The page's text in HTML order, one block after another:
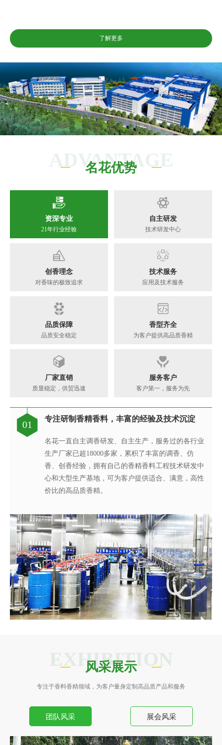
了解更多
ADVANTAGE
名花优势
资深专业
21年行业经验
自主研发
技术研发中心
创香理念
对香味的极致追求
技术服务
应用及技术服务
品质保障
品质安全稳定
香型齐全
为客户提供高品质香精
厂家直销
质显稳定，供贸迅速
服务客户
客户第一，服务为先
01
专注研制香精香料，丰富的经验及技术沉淀
名花一直自主调香研发、自主生产，服务过的各行业
生产厂家已超18000多家，累积了丰富的调香、仿
香、创香经验，拥有自己的香精香料工程技术研发中
心和大型生产基地，可为客户提供适合、满意，高性
价比的高品质香精。
02
香精香料工程技术研究中心，可满足客户不同
名花凝聚了一支博士专家组成的创新团队，与国内多
所院校建立起产、学、研合作，获得发明专利19项，
承担有国家、省、市级科技创新项目5项，已建成广
东省香精香料工程技术研究中心。
03
每一味香皆是调香师对香味的极致追求
创香是建立在大量应用研究与体验感受，集科学与艺
术于一体的创造性活动。名花调香师感知生活的美
好，捕捉灵感的瞬间，感受香之魂与香之韵，研发创
造出令人愉悦的香精香料产品；同时在保证安全、稳
定、健康的条件下，每一味香皆是名花调香师对香味
04
针对客户的要求提供相应的香精应用服务
名花的应用及技术服务中心，汇聚了多位优秀的技术
工程师从事香精香料在各类产品中的开发应用，同
时，名花也积极参与客户的产品研究与开发过程，针
对客户的要求提供相应的香精应用服务，协助我们客
户的新品开发提供具有更高效率、更高质量的技术服
05
完善的质量管理体系、先进的检验设备
名花质量保证体系由多位工作严谨、经验丰富的检验
技术人员组成，基于高素质的质量管理团队、完善的
质量管理体系、先进的检验检测设备，我们从原料、
半成品到成品的全流程有效监控，确保了产品稳定性
和安全性。
06
专注研制香精香料，丰富的经验及技术沉淀
名花一直自主调香研发、自主生产，服务过的各行业
生产厂家已超18000多家，累积了丰富的调香、仿
香、创香经验，拥有自己的香精香料工程技术研发中
心和大型生产基地，可为客户提供适合、满意，高性
价比的高品质香精。
07
现代化高标准香精生产基地
名花斥巨资在广东省清远市建成新的高标准香精生产
基地，配置有先进的现代化香精生产线，目前年产量
达8000吨以上，为名花强大稳定的供货能力及远超出
同行业的交货速度奠定了坚实的基础，稳定持续地为
厂商提供高品质香精!
08
真心酿香味 芬芳传五洲
名花公司之所以能在业务上发展迅速，很大程度是我
们从客户的角度着想，不断满足客户对提高其产品质
量以及缩短交货期的需求，对于客户的紧急要求，公
司启动应急机制并发挥遍布全球88个销售服务网点的
专业高效优势，及时解决客户之急。
EXHIBITION
风采展示
专注于香料香精领域，为客户量身定制高品质产品和服务
团队风采 展会风采